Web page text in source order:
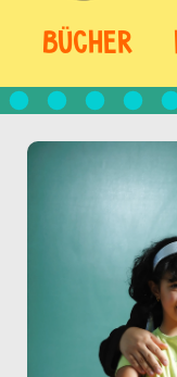
BÜCHER